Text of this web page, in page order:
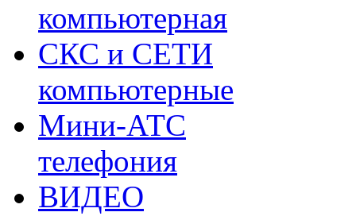
компьютерная
СКС и СЕТИ
компьютерные
Мини-АТС
телефония
ВИДЕО